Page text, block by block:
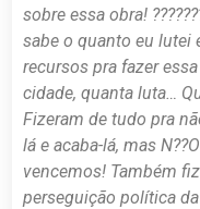
sobre essa obra!
sabe o quanto eu lutei
recursos pra fazer
cidade, quanta luta…
Fizeram de tudo pra
lá e acaba-lá, mas
vencemos! Também
perseguição política